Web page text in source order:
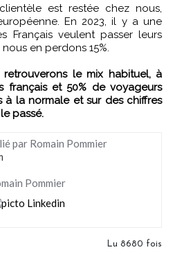
est restée chez nous,
En 2023, il y a une
Français veulent passer leurs
en perdons 15%.
retrouverons le mix habituel, à
français et 50% de voyageurs
à la normale et sur des chiffres
passé.
par Romain Pommier
Pommier
Lu 8680 fois